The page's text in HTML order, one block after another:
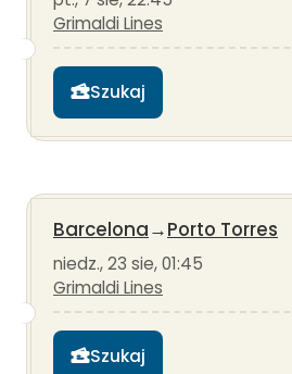
Grimaldi Lines
Szukaj
Barcelona→Porto Torres
niedz., 23 sie, 01:45
Grimaldi Lines
Szukaj